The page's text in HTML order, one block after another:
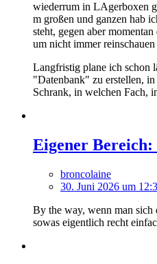
wiederrum in LAgerboxen
m großen und ganzen hab
steht, gegen aber
um nicht immer reinschauen
Langfristig plane ich schon
"Datenbank" zu erstellen,
Schrank, in welchen Fach,
Eigener Bereich:
broncolaine
30. Juni 2026 um
By the way, wenn man sich
sowas eigentlich recht